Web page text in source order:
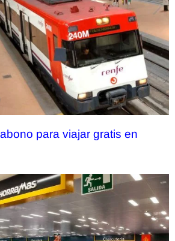
para viajar gratis en